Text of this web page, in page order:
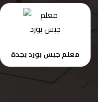
معلم جبس بورد بجدة